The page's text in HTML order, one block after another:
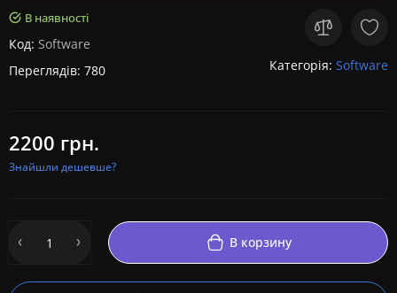
В наявності
Код: Software
Переглядів: 780
Категорія: Software
2200 грн.
Знайшли дешевше?
В корзину